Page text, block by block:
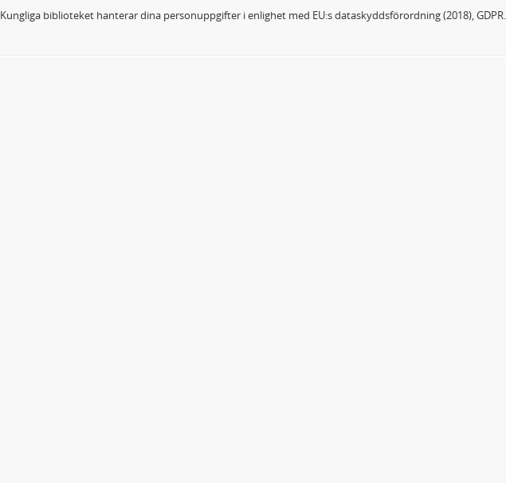
Kungliga biblioteket hanterar dina personuppgifter i enlighet med EU:s dataskyddsförordning (2018), GDPR.